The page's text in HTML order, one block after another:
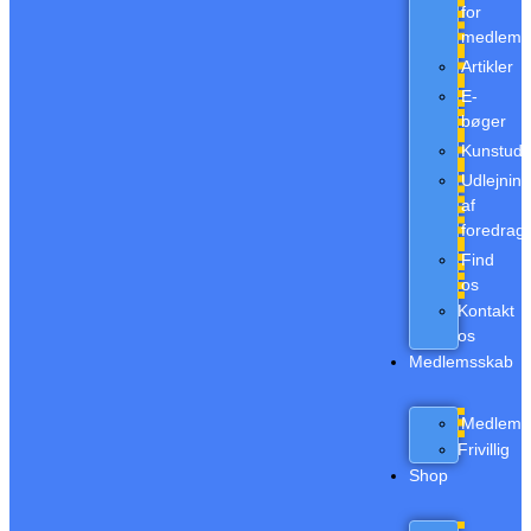
for
Artikler
E-
bøger
Udlejning
af
Find
os
Kontakt
os
Medlemsskab
Medlem
Frivillig
Shop